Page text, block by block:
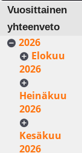
Vuosittainen
yhteenveto
2026
Elokuu
2026
Heinäkuu
2026
Kesäkuu
2026